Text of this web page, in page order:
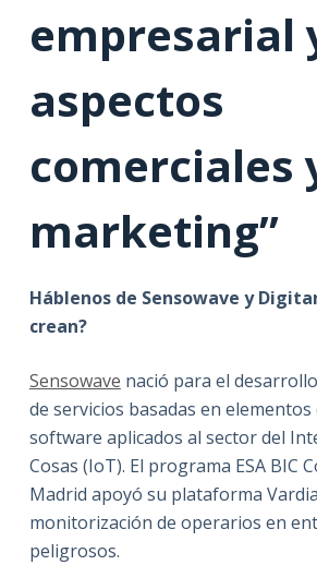
empresarial
aspectos
comerciales
marketing”
Háblenos de Sensowave y
crean?
Sensowave nació para el
de servicios basadas en
software aplicados al sector del
Cosas (IoT). El programa ESA BIC
Madrid apoyó su plataforma
monitorización de operarios en
peligrosos.